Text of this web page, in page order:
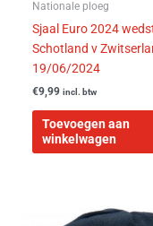
Nationale ploeg
Sjaal Euro 2024
Schotland v
19/06/2024
€9,99 incl. btw
Toevoegen aan
winkelwagen